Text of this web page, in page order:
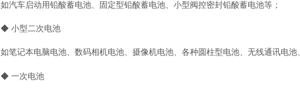
如汽车启动用铅酸蓄电池、固定型铅酸蓄电池、小型阀控密封铅酸蓄电池等；
◆ 小型二次电池
如笔记本电脑电池、数码相机电池、摄像机电池、各种圆柱型电池、无线通讯电池
◆ 一次电池